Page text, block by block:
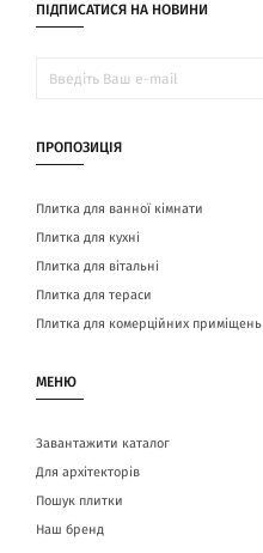
ПІДПИСАТИСЯ НА НОВИНИ
ПРОПОЗИЦІЯ
Плитка для ванної кімнати
Плитка для кухні
Плитка для вітальні
Плитка для тераси
Плитка для комерційних приміщень
МЕНЮ
Завантажити каталог
Для архітекторів
Пошук плитки
Наш бренд